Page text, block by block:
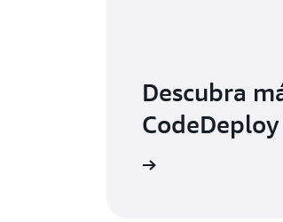
Descubra
CodeDeploy